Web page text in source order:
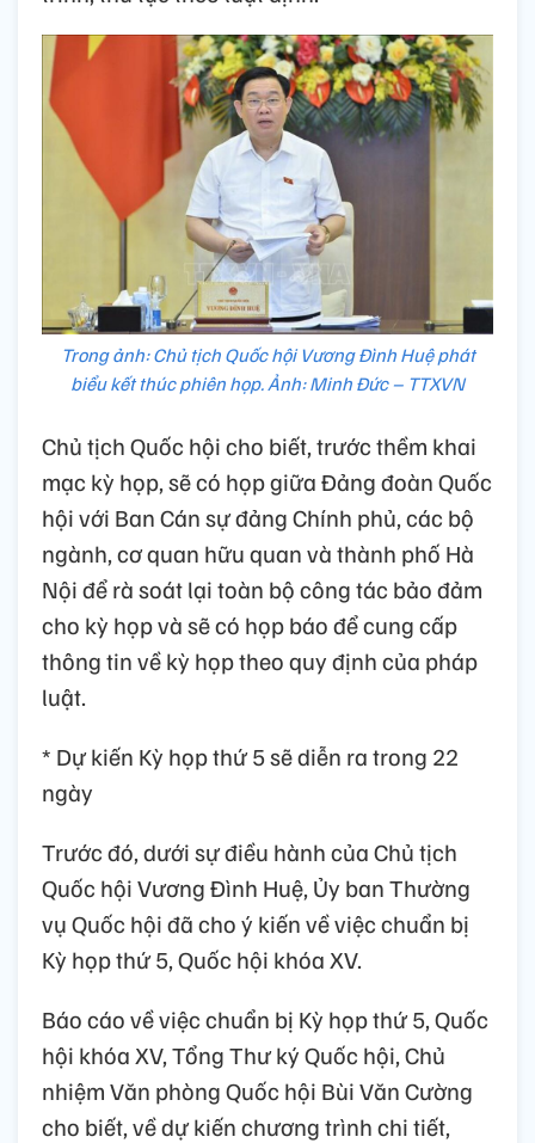
Trong ảnh: Chủ tịch Quốc hội Vương Đình Huệ phát
biểu kết thúc phiên họp. Ảnh: Minh Đức – TTXVN
Chủ tịch Quốc hội cho biết, trước thềm khai
mạc kỳ họp, sẽ có họp giữa Đảng đoàn Quốc
hội với Ban Cán sự đảng Chính phủ, các bộ
ngành, cơ quan hữu quan và thành phố Hà
Nội để rà soát lại toàn bộ công tác bảo đảm
cho kỳ họp và sẽ có họp báo để cung cấp
thông tin về kỳ họp theo quy định của pháp
luật.
* Dự kiến Kỳ họp thứ 5 sẽ diễn ra trong 22
ngày
Trước đó, dưới sự điều hành của Chủ tịch
Quốc hội Vương Đình Huệ, Ủy ban Thường
vụ Quốc hội đã cho ý kiến về việc chuẩn bị
Kỳ họp thứ 5, Quốc hội khóa XV.
Báo cáo về việc chuẩn bị Kỳ họp thứ 5, Quốc
hội khóa XV, Tổng Thư ký Quốc hội, Chủ
nhiệm Văn phòng Quốc hội Bùi Văn Cường
cho biết, về dự kiến chương trình chi tiết,